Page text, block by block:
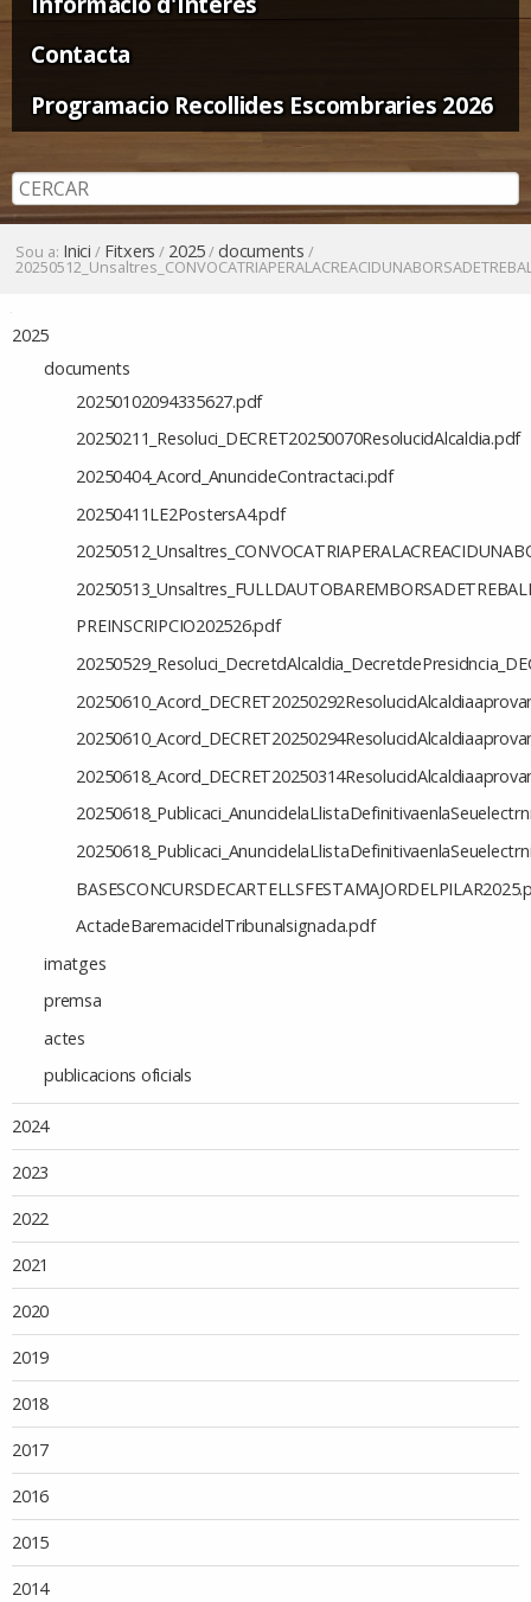
Contacta
Programacio Recollides Escombraries 2026
Sou a: Inici / Fitxers / 2025/ documents /
2025
documents
20250102094335627.pdf
20250211_Resoluci_DECRET20250070ResolucidAlcaldia.pdf
20250404_Acord_AnuncideContractaci.pdf
20250411LE2PostersA4.pdf
PREINSCRIPCIO202526.pdf
ActadeBaremacidelTribunalsignada.pdf
imatges
premsa
actes
publicacions oficials
2024
2023
2022
2021
2020
2019
2018
2017
2016
2015
2014